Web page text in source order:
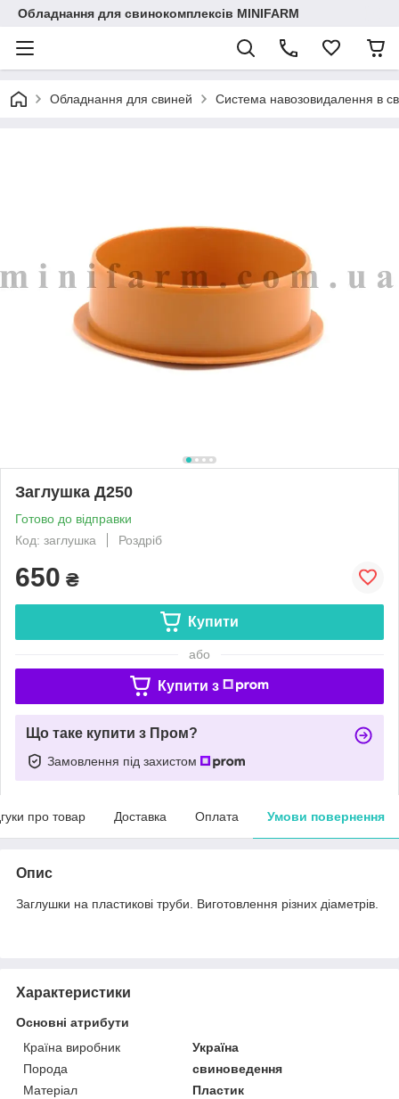
Обладнання для свинокомплексів MINIFARM
Обладнання для свиней Система навозовидалення в
Заглушка Д250
Готово до відправки
Код: заглушка
Роздріб
650 ₴
Купити
або
Купити з
Що таке купити з Пром?
Замовлення під захистом
про товар Доставка Оплата Умови повернення
Опис
Заглушки на пластикові труби. Виготовлення різних діаметрів.
Характеристики
Основні атрибути
Країна виробник
Україна
Порода
свиноведення
Матеріал
Пластик